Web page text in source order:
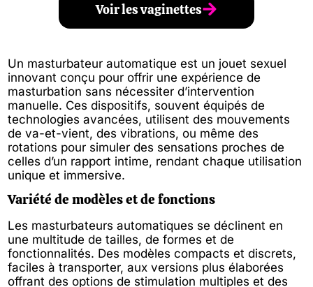
Voir les vaginettes
Un masturbateur automatique est un jouet sexuel
innovant conçu pour offrir une expérience de
masturbation sans nécessiter d’intervention
manuelle. Ces dispositifs, souvent équipés de
technologies avancées, utilisent des mouvements
de va-et-vient, des vibrations, ou même des
rotations pour simuler des sensations proches de
celles d’un rapport intime, rendant chaque utilisation
unique et immersive.
Variété de modèles et de fonctions
Les masturbateurs automatiques se déclinent en
une multitude de tailles, de formes et de
fonctionnalités. Des modèles compacts et discrets,
faciles à transporter, aux versions plus élaborées
offrant des options de stimulation multiples et des